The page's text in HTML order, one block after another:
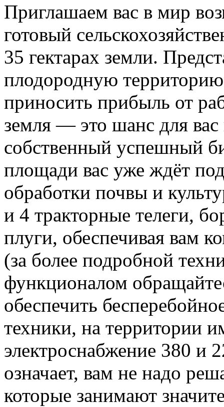
Приглашаем вас в мир
готовый
35 гектарах земли.
плодородную
приносить прибыль от
земля — это шанс для
собственный успешный
площади вас уже ждёт
обработки почвы и
и 4 тракторные телеги,
плуги, обеспечивая вам
(за более подробной
функционалом
обеспечить
техники, на территории
электроснабжение 380 и
означает, вам не надо
которые занимают